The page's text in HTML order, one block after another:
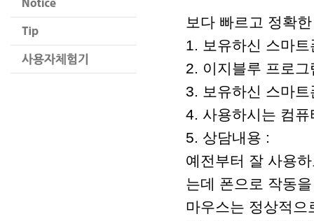
보다 빠르고 정확
1. 보유하신 스마
2. 이지블루 프로
3. 보유하신 스마
4. 사용하시는 컴
5. 상담내용 :
예전부터 잘 사용
는데 폰으로 작동
마우스는 정상적으